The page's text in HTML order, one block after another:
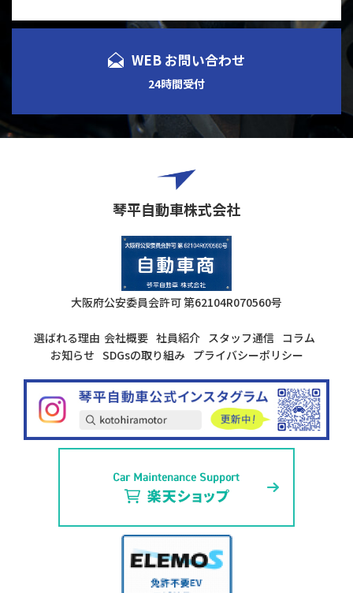
WEB お問い合わせ
24時間受付
琴平自動車株式会社
大阪府公安委員会許可第62104R070560号
選ばれる理由 会社概要 社員紹介 スタッフ通信 コラム
お知らせ SDGsの取り組み プライバシーポリシー